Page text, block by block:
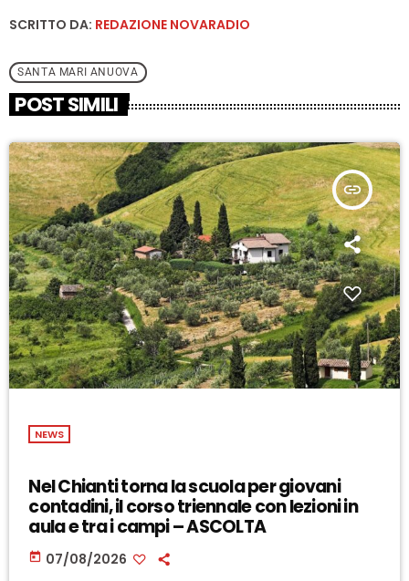
SCRITTO DA: REDAZIONE NOVARADIO
SANTA MARI ANUOVA
POST SIMILI
insert_link
NEWS
Nel Chianti torna la scuola per giovani
contadini, il corso triennale con lezioni in
aula e tra i campi – ASCOLTA
today 07/08/2026